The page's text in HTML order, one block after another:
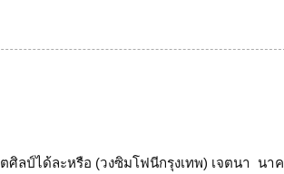
ลป์ได้ละหรือ (วงซิมโฟนีกรุงเทพ) เจตนา นาค